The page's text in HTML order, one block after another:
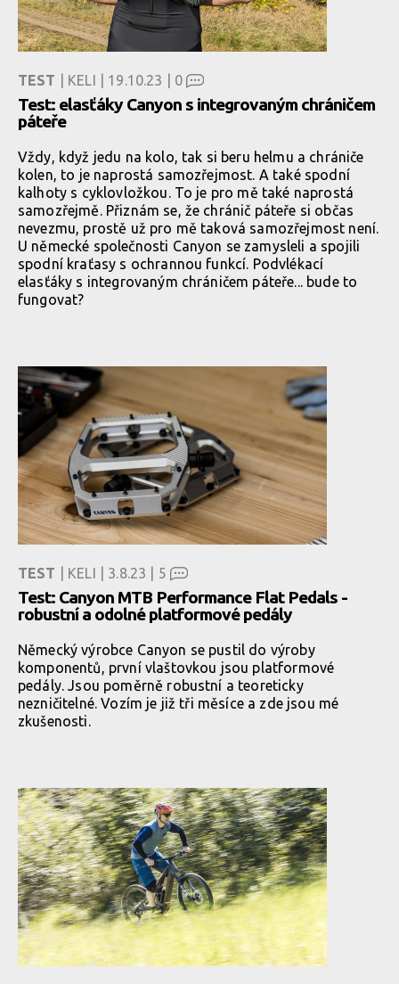
TEST | KELI | 19.10.23 | 0
Test: elasťáky Canyon s integrovaným chráničem
páteře
Vždy, když jedu na kolo, tak si beru helmu a chrániče
kolen, to je naprostá samozřejmost. A také spodní
kalhoty s cyklovložkou. To je pro mě také naprostá
samozřejmě. Přiznám se, že chránič páteře si občas
nevezmu, prostě už pro mě taková samozřejmost není.
U německé společnosti Canyon se zamysleli a spojili
spodní kraťasy s ochrannou funkcí. Podvlékací
elasťáky s integrovaným chráničem páteře... bude to
fungovat?
TEST | KELI | 3.8.23 | 5
Test: Canyon MTB Performance Flat Pedals -
robustní a odolné platformové pedály
Německý výrobce Canyon se pustil do výroby
komponentů, první vlaštovkou jsou platformové
pedály. Jsou poměrně robustní a teoreticky
nezničitelné. Vozím je již tři měsíce a zde jsou mé
zkušenosti.